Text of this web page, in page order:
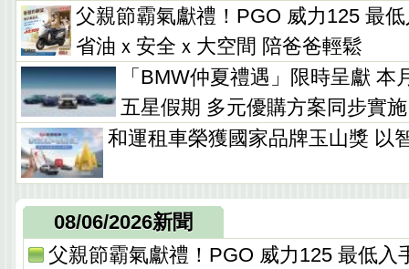
父親節霸氣獻禮！PGO 威力125 最
省油ｘ安全ｘ大空間 陪爸爸輕鬆
「BMW仲夏禮遇」限時呈獻
五星假期 多元優購方案同步實施
和運租車榮獲國家品牌玉山獎 以
08/06/2026新聞
父親節霸氣獻禮！PGO 威力125 最低入